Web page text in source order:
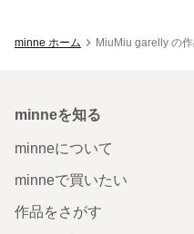
minne ホーム MiuMiu garelly の
minneを知る
minneについて
minneで買いたい
作品をさがす